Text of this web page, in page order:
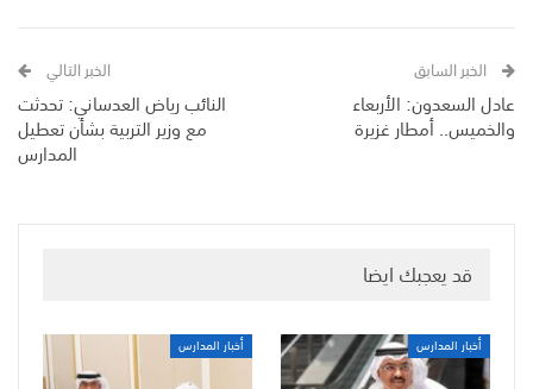
الخبر السابق
عادل السعدون: ‏الأربعاء
والخميس.. أمطار غزيرة
الخبر التالي
النائب رياض العدساني: ‏تحدثت
مع وزير التربية بشأن تعطيل
المدارس
قد يعجبك ايضا
أخبار المدارس أخبار المدارس